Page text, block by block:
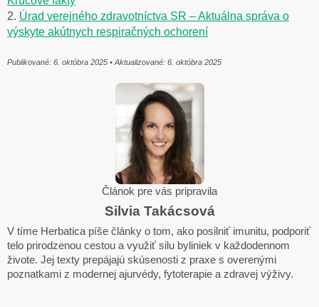
2. Úrad verejného zdravotníctva SR – Aktuálna správa o
výskyte akútnych respiračných ochorení
Publikované: 6. októbra 2025 • Aktualizované: 6. októbra 2025
Článok pre vás pripravila
Silvia Takácsová
V tíme Herbatica píše články o tom, ako posilniť imunitu, podporiť
telo prirodzenou cestou a využiť silu byliniek v každodennom
živote. Jej texty prepájajú skúsenosti z praxe s overenými
poznatkami z modernej ajurvédy, fytoterapie a zdravej výživy.